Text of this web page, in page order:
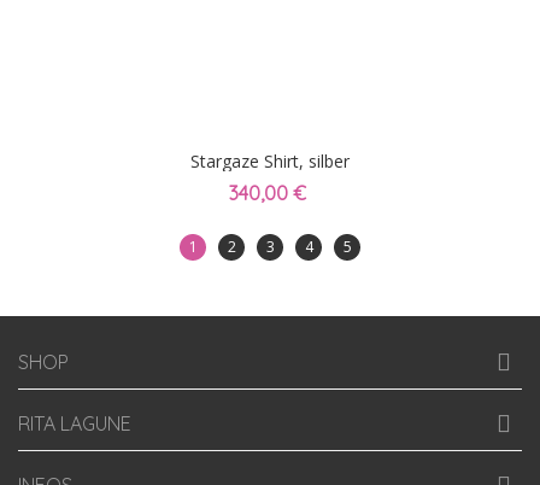
Stargaze Shirt, silber
340,00 €
1 2 3 4 5
SHOP
RITA LAGUNE